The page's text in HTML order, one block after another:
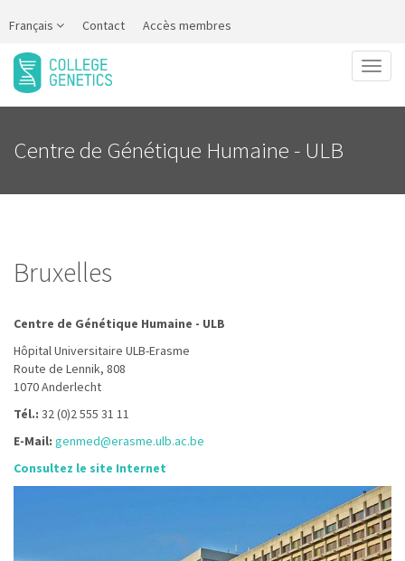
Français Contact Accès membres
Centre de Génétique Humaine - ULB
Bruxelles
Centre de Génétique Humaine - ULB
Hôpital Universitaire ULB-Erasme
Route de Lennik, 808
1070 Anderlecht
Tél.: 32 (0)2 555 31 11
E-Mail: genmed@erasme.ulb.ac.be
Consultez le site Internet